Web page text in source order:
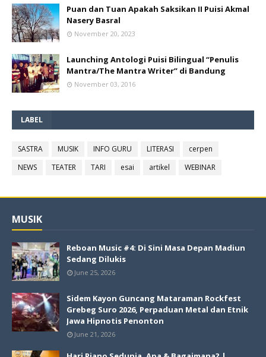
Puan dan Tuan Apakah Saksikan II Puisi Akmal
Nasery Basral
November 20, 2023
Launching Antologi Puisi Bilingual “Penulis
Mantra/The Mantra Writer” di Bandung
November 03, 2016
LABEL
SASTRA MUSIK INFO GURU LITERASI
cerpen
NEWS
TEATER TARI esai artikel WEBINAR
MUSIK
Reboan Music #4: Di Sini Masa Depan Madiun
Sedang Dilukis
June 25, 2026
Sidem Kayon Guncang Mataraman Rockfest
Grebeg Suro 2026, Perpaduan Metal dan Etnik
Jawa Hipnotis Penonton
June 21, 2026